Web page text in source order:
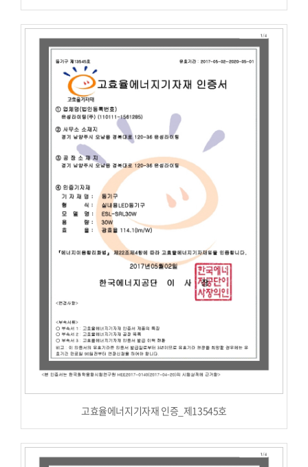
고효율에너지기자재 인증_제13545호